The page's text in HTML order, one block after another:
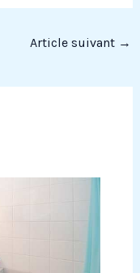
Article suivant →